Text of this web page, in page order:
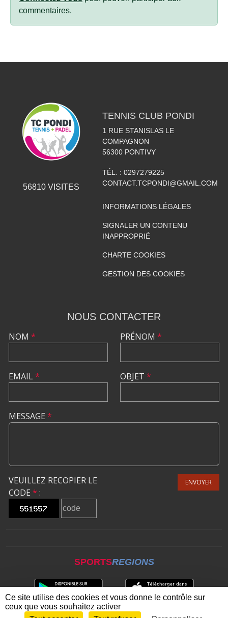
commentaires.
56810VISITES
TENNIS CLUB PONDI
1 RUE STANISLAS LE
COMPAGNON
56300 PONTIVY
TÉL. : 0297279225
CONTACT.TCPONDI@GMAIL.COM
INFORMATIONS LÉGALES
SIGNALER UN CONTENU
INAPPROPRIÉ
CHARTE COOKIES
GESTION DES COOKIES
NOUS CONTACTER
NOM *
EMAIL*
PRÉNOM *
OBJET *
MESSAGE *
VEUILLEZ RECOPIER LE
CODE * :
ENVOYER
SPORTSREGIONS
Ce site utilise des cookies et vous donne le contrôle sur
ceux que vous souhaitez activer